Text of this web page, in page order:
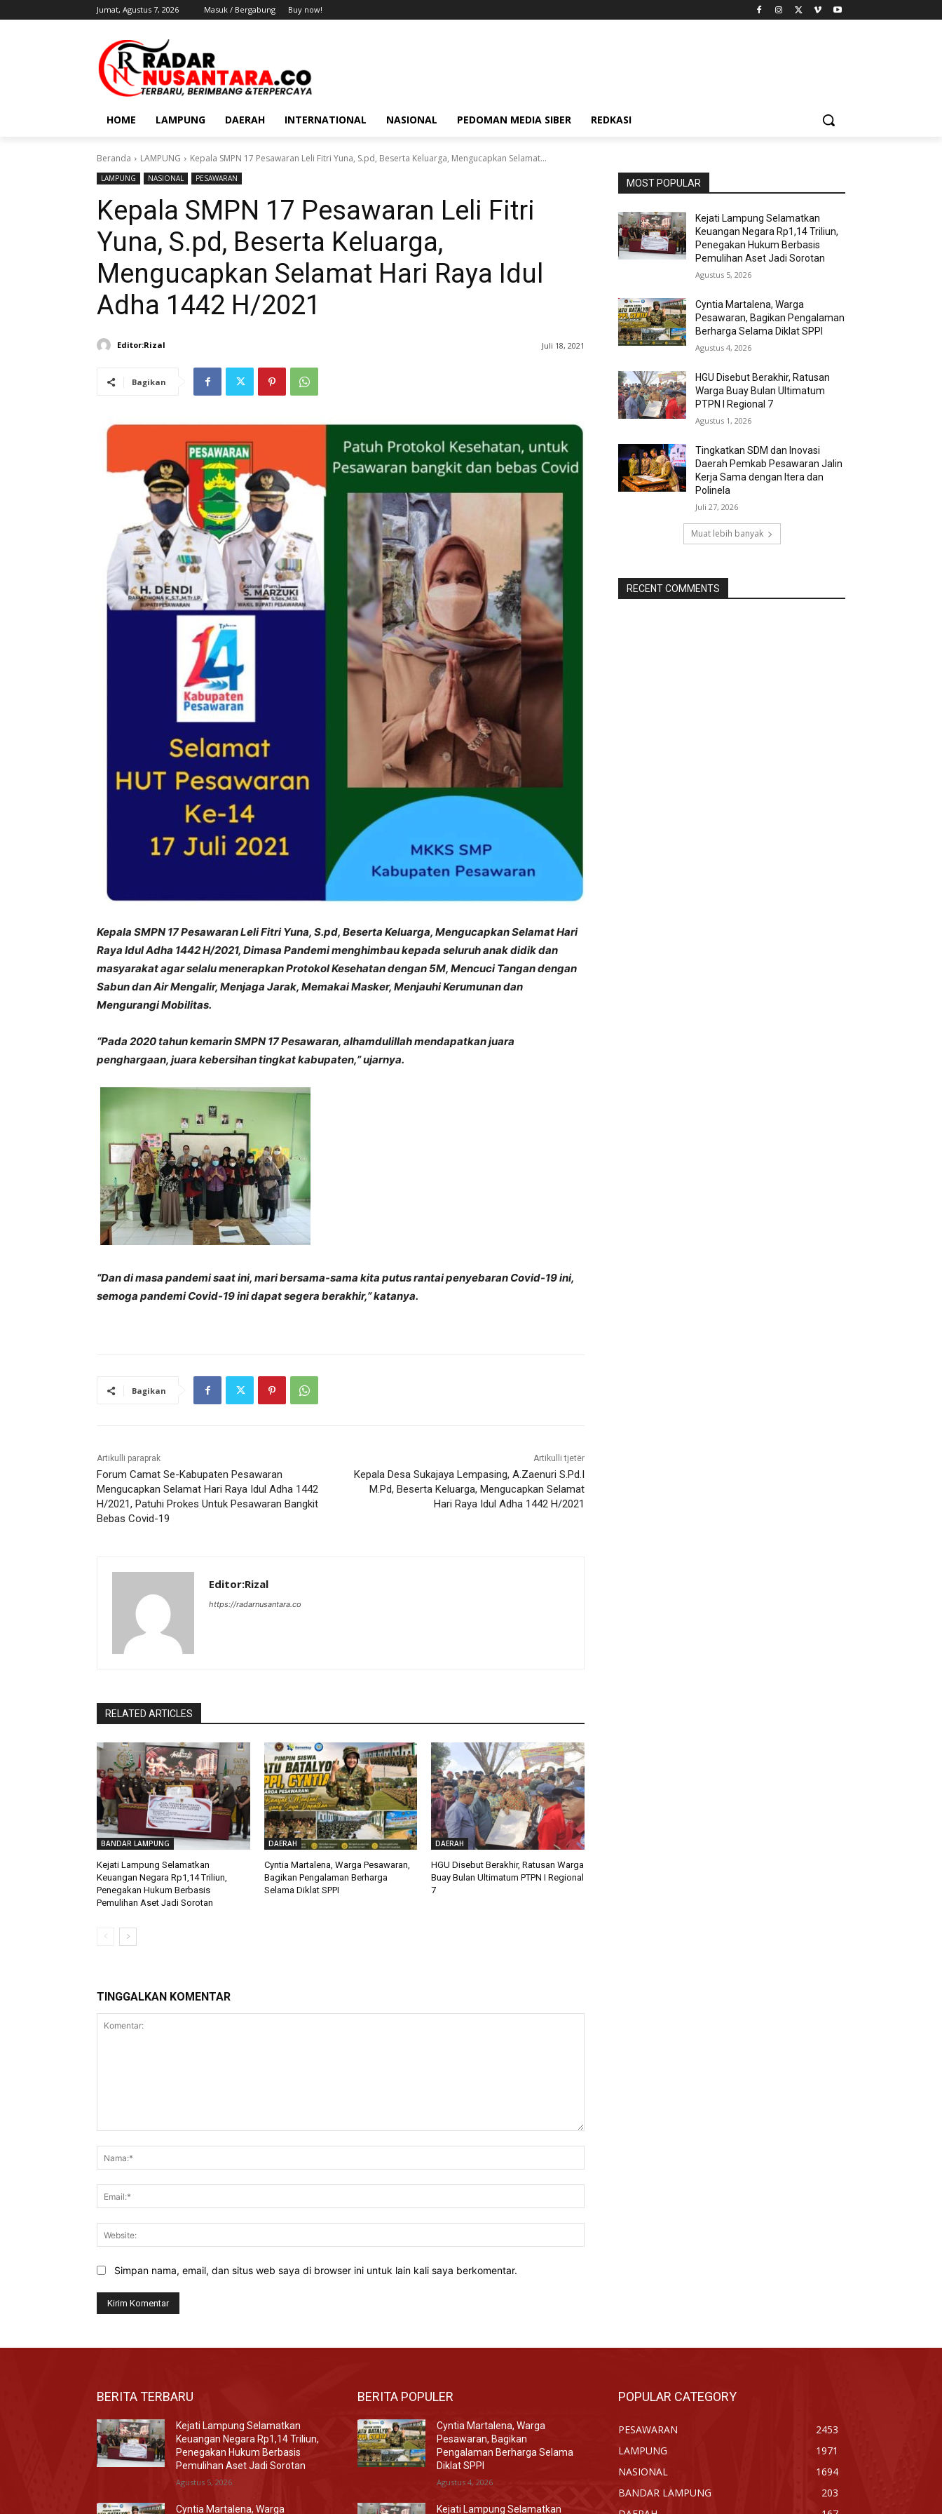
Jumat, Agustus 7, 2026 Masuk / Bergabung Buy now!
HOME LAMPUNG DAERAH INTERNATIONAL NASIONAL PEDOMAN MEDIA SIBER REDKASI
Beranda LAMPUNG Kepala SMPN 17 Pesawaran Leli Fitri Yuna, S.pd, Beserta Keluarga, Mengucapkan Selamat...
LAMPUNG NASIONAL PESAWARAN
Kepala SMPN 17 Pesawaran Leli Fitri
Yuna, S.pd, Beserta Keluarga,
Mengucapkan Selamat Hari Raya Idul
Adha 1442 H/2021
Editor:Rizal Juli 18, 2021
Bagikan
Kepala SMPN 17 Pesawaran Leli Fitri Yuna, S.pd, Beserta Keluarga, Mengucapkan Selamat Hari
Raya Idul Adha 1442 H/2021, Dimasa Pandemi menghimbau kepada seluruh anak didik dan
masyarakat agar selalu menerapkan Protokol Kesehatan dengan 5M, Mencuci Tangan dengan
Sabun dan Air Mengalir, Menjaga Jarak, Memakai Masker, Menjauhi Kerumunan dan
Mengurangi Mobilitas.
“Pada 2020 tahun kemarin SMPN 17 Pesawaran, alhamdulillah mendapatkan juara
penghargaan, juara kebersihan tingkat kabupaten,” ujarnya.
“Dan di masa pandemi saat ini, mari bersama-sama kita putus rantai penyebaran Covid-19 ini,
semoga pandemi Covid-19 ini dapat segera berakhir,” katanya.
Bagikan
Artikulli paraprak
Forum Camat Se-Kabupaten Pesawaran
Mengucapkan Selamat Hari Raya Idul Adha 1442
H/2021, Patuhi Prokes Untuk Pesawaran Bangkit
Bebas Covid-19
Artikulli tjetër
Kepala Desa Sukajaya Lempasing, A.Zaenuri S.Pd.I
M.Pd, Beserta Keluarga, Mengucapkan Selamat
Hari Raya Idul Adha 1442 H/2021
Editor:Rizal
https://radarnusantara.co
RELATED ARTICLES
BANDAR LAMPUNG
Kejati Lampung Selamatkan
Keuangan Negara Rp1,14 Triliun,
Penegakan Hukum Berbasis
Pemulihan Aset Jadi Sorotan
DAERAH
Cyntia Martalena, Warga Pesawaran,
Bagikan Pengalaman Berharga
Selama Diklat SPPI
DAERAH
HGU Disebut Berakhir, Ratusan Warga
Buay Bulan Ultimatum PTPN I Regional
7
TINGGALKAN KOMENTAR
Simpan nama, email, dan situs web saya di browser ini untuk lain kali saya berkomentar.
MOST POPULAR
Kejati Lampung Selamatkan
Keuangan Negara Rp1,14 Triliun,
Penegakan Hukum Berbasis
Pemulihan Aset Jadi Sorotan
Agustus 5, 2026
Cyntia Martalena, Warga
Pesawaran, Bagikan Pengalaman
Berharga Selama Diklat SPPI
Agustus 4, 2026
HGU Disebut Berakhir, Ratusan
Warga Buay Bulan Ultimatum
PTPN I Regional 7
Agustus 1, 2026
Tingkatkan SDM dan Inovasi
Daerah Pemkab Pesawaran Jalin
Kerja Sama dengan Itera dan
Polinela
Juli 27, 2026
Muat lebih banyak
RECENT COMMENTS
BERITA TERBARU
Kejati Lampung Selamatkan
Keuangan Negara Rp1,14 Triliun,
Penegakan Hukum Berbasis
Pemulihan Aset Jadi Sorotan
Agustus 5, 2026
Cyntia Martalena, Warga
BERITA POPULER
Cyntia Martalena, Warga
Pesawaran, Bagikan
Pengalaman Berharga Selama
Diklat SPPI
Agustus 4, 2026
Kejati Lampung Selamatkan
POPULAR CATEGORY
PESAWARAN
2453
LAMPUNG
1971
NASIONAL
1694
BANDAR LAMPUNG
203